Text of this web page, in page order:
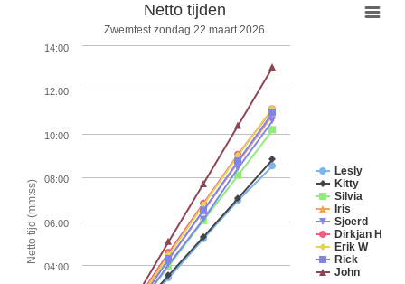
Netto tijd (mm:ss)
Netto tijden
Zwemtest zondag 22 maart 2026
Lesly
Kitty
Silvia
Iris
Sjoerd
Dirkjan H
Erik W
Rick
John
04:00
06:00
08:00
10:00
12:00
14:00